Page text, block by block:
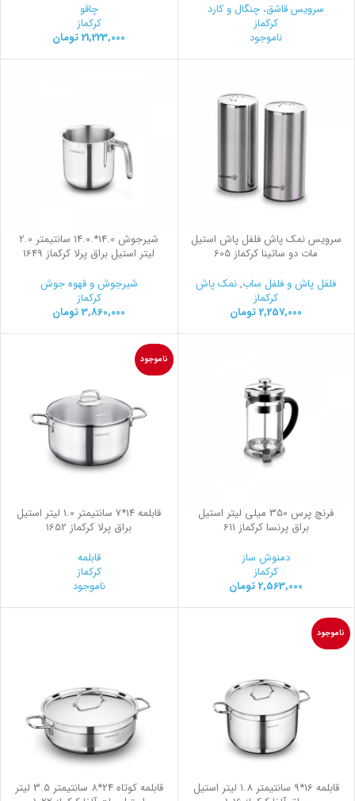
سرویس قاشق، چنگال و کارد
کرکماز
ناموجود
چاقو
کرکماز
21,223,000 تومان
سرویس نمک پاش فلفل پاش استیل
مات دو ساتینا کرکماز 605
فلفل پاش و فلفل ساب,نمک پاش
کرکماز
2,257,000 تومان
شیرجوش 14.0*.14.0 سانتیمتر 2.0
لیتر استیل براق پرلا کرکماز 1649
شیرجوش و قهوه جوش
کرکماز
3,860,000 تومان
فرنچ پرس 350 میلی لیتر استیل
براق پرنسا کرکماز 611
دمنوش ساز
کرکماز
2,563,000 تومان
ناموجود
قابلمه 14*7 سانتیمتر 1.0 لیتر استیل
براق پرلا کرکماز 1652
قابلمه
کرکماز
ناموجود
ناموجود
قابلمه 16*9 سانتیمتر 1.8 لیتر استیل
قابلمه کوتاه 24*8 سانتیمتر 3.5 لیتر